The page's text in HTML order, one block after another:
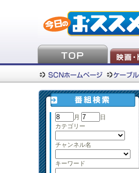
月
日
カテゴリー
チャンネル名
キーワード